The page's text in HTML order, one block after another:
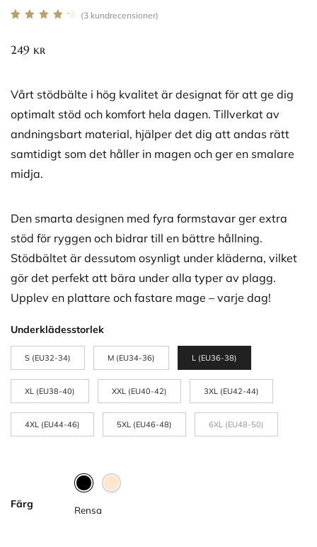
4.33
baserat på
(3 kundrecensioner)
249 kr
Vårt stödbälte i hög kvalitet är designat för att ge dig
optimalt stöd och komfort hela dagen. Tillverkat av
andningsbart material, hjälper det dig att andas rätt
samtidigt som det håller in magen och ger en smalare
midja.
Den smarta designen med fyra formstavar ger extra
stöd för ryggen och bidrar till en bättre hållning.
Stödbältet är dessutom osynligt under kläderna, vilket
gör det perfekt att bära under alla typer av plagg.
Upplev en plattare och fastare mage – varje dag!
Underklädesstorlek
S (EU32-34) M (EU34-36) L (EU36-38)
XL (EU38-40) XXL (EU40-42) 3XL (EU42-44)
4XL (EU44-46) 5XL (EU46-48) 6XL (EU48-50)
Färg Rensa